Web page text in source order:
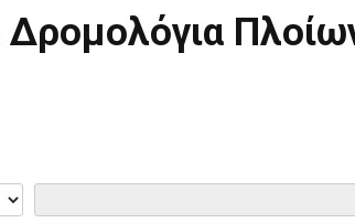
Δρομολόγια